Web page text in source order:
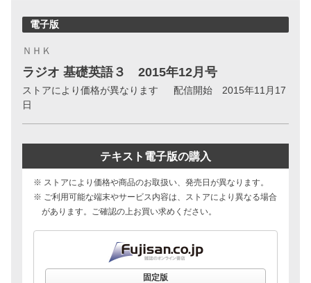
電子版
ＮＨＫ
ラジオ 基礎英語３ 2015年12月号
ストアにより価格が異なります
配信開始 2015年11月17
日
テキスト電子版の購入
※ ストアにより価格や商品のお取扱い、発売日が異なります。
※ ご利用可能な端末やサービス内容は、ストアにより異なる場合
があります。ご確認の上お買い求めください。
固定版